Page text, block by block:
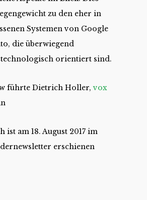
zu den eher in
Systemen von Google
die überwiegend
orientiert sind.
führte Dietrich Holler,vox
ist am 18. August 2017 im
erschienen